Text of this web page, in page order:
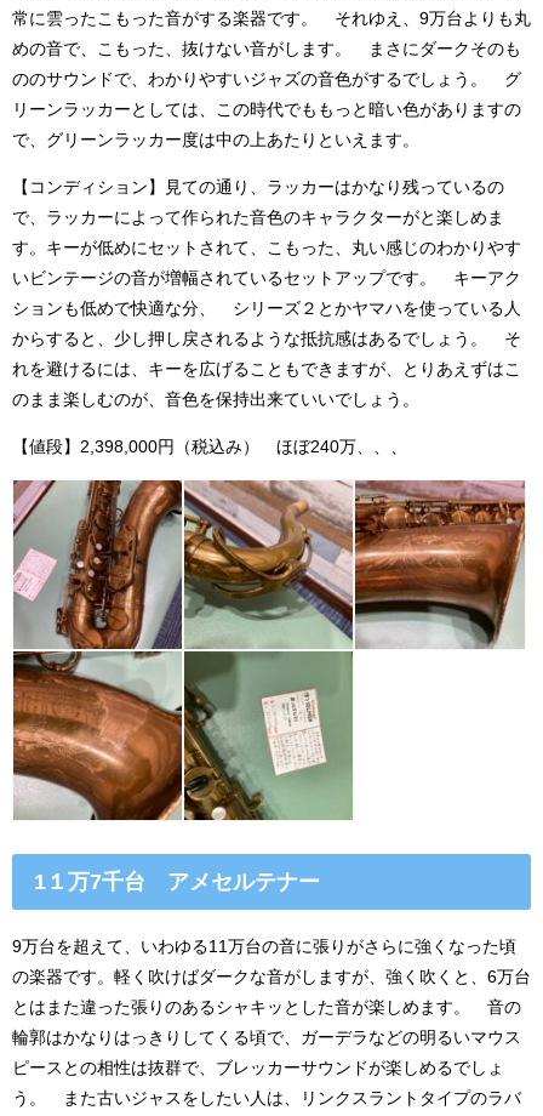
常に雲ったこもった音がする楽器です。 それゆえ、9万台よりも丸
めの音で、こもった、抜けない音がします。 まさにダークそのも
ののサウンドで、わかりやすいジャズの音色がするでしょう。 グ
リーンラッカーとしては、この時代でももっと暗い色がありますの
で、グリーンラッカー度は中の上あたりといえます。
【コンディション】見ての通り、ラッカーはかなり残っているの
で、ラッカーによって作られた音色のキャラクターがと楽しめま
す。キーが低めにセットされて、こもった、丸い感じのわかりやす
いビンテージの音が増幅されているセットアップです。 キーアク
ションも低めで快適な分、 シリーズ２とかヤマハを使っている人
からすると、少し押し戻されるような抵抗感はあるでしょう。 そ
れを避けるには、キーを広げることもできますが、とりあえずはこ
のまま楽しむのが、音色を保持出来ていいでしょう。
【値段】2,398,000円（税込み） ほぼ240万、、、
1１万7千台 アメセルテナー
9万台を超えて、いわゆる11万台の音に張りがさらに強くなった頃
の楽器です。軽く吹けばダークな音がしますが、強く吹くと、6万台
とはまた違った張りのあるシャキッとした音が楽しめます。 音の
輪郭はかなりはっきりしてくる頃で、ガーデラなどの明るいマウス
ピースとの相性は抜群で、ブレッカーサウンドが楽しめるでしょ
う。 また古いジャスをしたい人は、リンクスラントタイプのラバ